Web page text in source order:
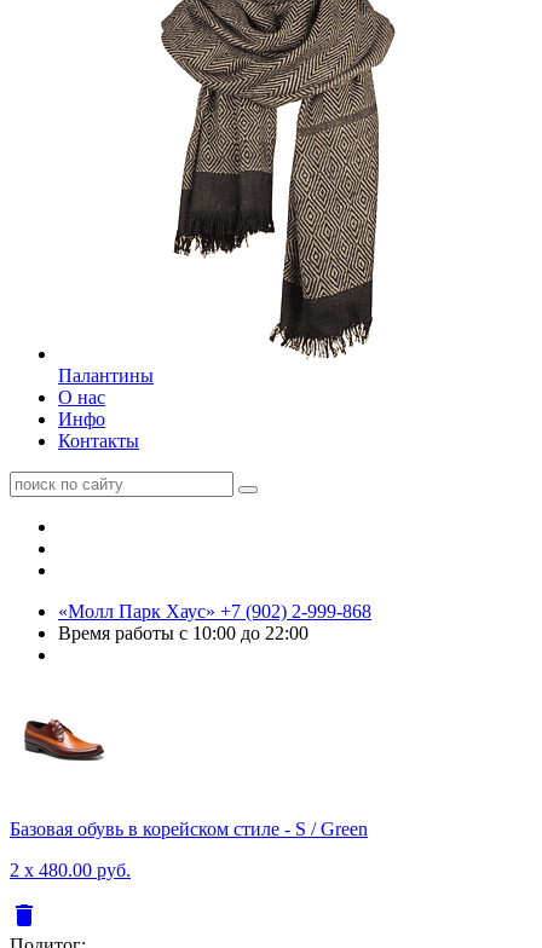
Палантины
О нас
Инфо
Контакты
«Молл Парк Хаус» +7 (902) 2-999-868
Время работы с 10:00 до 22:00
Базовая обувь в корейском стиле - S / Green
2 x 480.00 руб.
delete